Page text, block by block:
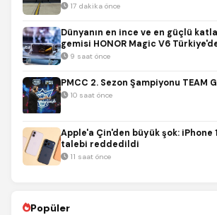
17 dakika önce
Dünyanın en ince ve en güçlü
gemisi HONOR Magic V6
9 saat önce
PMCC 2. Sezon Şampiyonu TEAM
10 saat önce
Apple'a Çin'den büyük şok:
talebi reddedildi
11 saat önce
Popüler